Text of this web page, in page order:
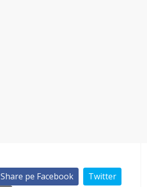
Share pe Facebook
Twitter